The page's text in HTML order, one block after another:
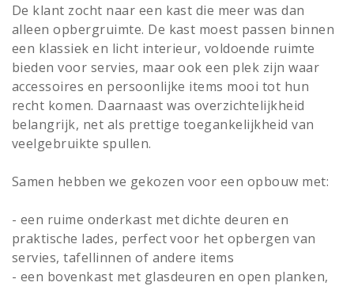
De klant zocht naar een kast die meer was dan
alleen opbergruimte. De kast moest passen binnen
een klassiek en licht interieur, voldoende ruimte
bieden voor servies, maar ook een plek zijn waar
accessoires en persoonlijke items mooi tot hun
recht komen. Daarnaast was overzichtelijkheid
belangrijk, net als prettige toegankelijkheid van
veelgebruikte spullen.
Samen hebben we gekozen voor een opbouw met:
- een ruime onderkast met dichte deuren en
praktische lades, perfect voor het opbergen van
servies, tafellinnen of andere items
- een bovenkast met glasdeuren en open planken,